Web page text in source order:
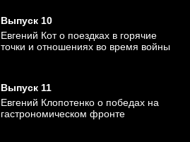
Выпуск 10
Евгений Кот о поездках в горячие
точки и отношениях во время войны
Выпуск 11
Евгений Клопотенко о победах на
гастрономическом фронте